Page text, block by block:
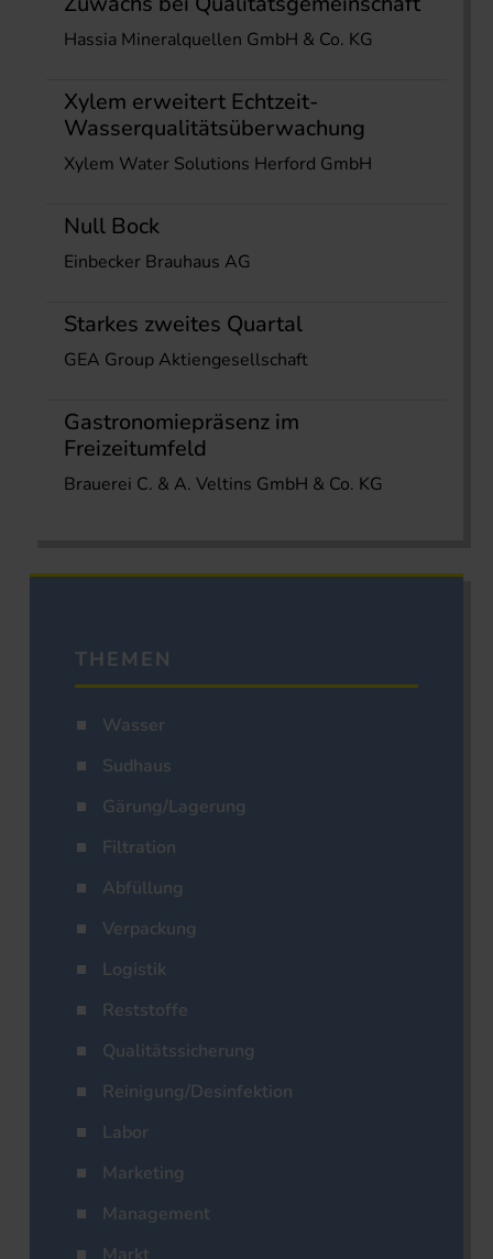
Hassia Mineralquellen GmbH & Co. KG
Xylem erweitert Echtzeit-
Wasserqualitätsüberwachung
Xylem Water Solutions Herford GmbH
Null Bock
Einbecker Brauhaus AG
Starkes zweites Quartal
GEA Group Aktiengesellschaft
Gastronomiepräsenz im
Freizeitumfeld
Brauerei C. & A. Veltins GmbH & Co. KG
THEMEN
Wasser
Sudhaus
Gärung/Lagerung
Filtration
Abfüllung
Verpackung
Logistik
Reststoffe
Qualitätssicherung
Reinigung/Desinfektion
Labor
Marketing
Management